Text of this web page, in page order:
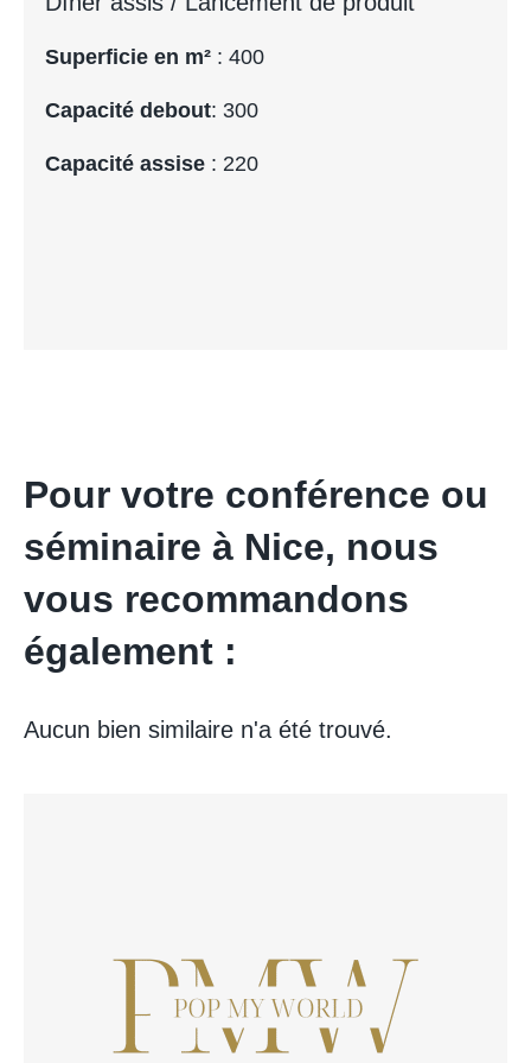
Superficie en m² : 400
Capacité debout: 300
Capacité assise : 220
Pour votre conférence ou
séminaire à Nice, nous
vous recommandons
également :
Aucun bien similaire n'a été trouvé.